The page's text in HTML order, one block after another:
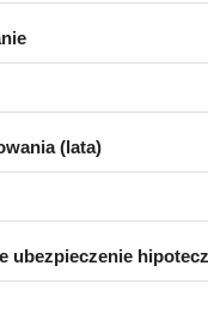
(lata)
ubezpieczenie